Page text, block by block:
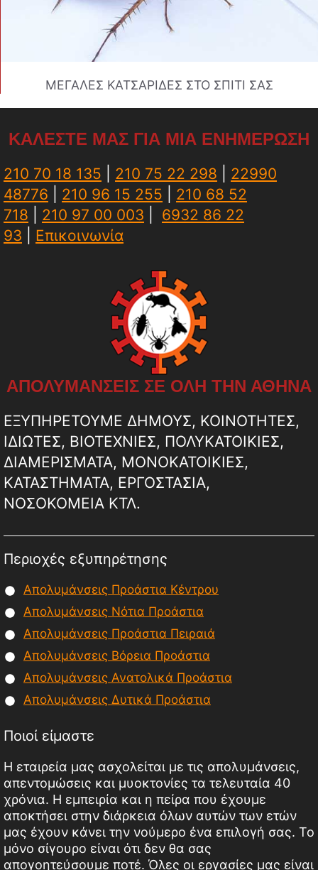
ΜΕΓΑΛΕΣ ΚΑΤΣΑΡΙΔΕΣ ΣΤΟ ΣΠΙΤΙ ΣΑΣ
ΚΑΛΕΣΤΕ ΜΑΣ ΓΙΑ ΜΙΑ ΕΝΗΜΕΡΩΣΗ
210 70 18 135 210 75 22 298
22990
48776
210 96 15 255
210 68 52
718
210 97 00 003
6932 86 22
93
Επικοινωνία
ΑΠΟΛΥΜΑΝΣΕΙΣ ΣΕ ΟΛΗ ΤΗΝ ΑΘΗΝΑ
ΕΞΥΠΗΡΕΤΟΥΜΕ ΔΗΜΟΥΣ, ΚΟΙΝΟΤΗΤΕΣ,
ΙΔΙΩΤΕΣ, ΒΙΟΤΕΧΝΙΕΣ, ΠΟΛΥΚΑΤΟΙΚΙΕΣ,
ΔΙΑΜΕΡΙΣΜΑΤΑ, ΜΟΝΟΚΑΤΟΙΚΙΕΣ,
ΚΑΤΑΣΤΗΜΑΤΑ, ΕΡΓΟΣΤΑΣΙΑ,
ΝΟΣΟΚΟΜΕΙΑ ΚΤΛ.
Περιοχές εξυπηρέτησης
Απολυμάνσεις Προάστια Κέντρου
Απολυμάνσεις Νότια Προάστια
Απολυμάνσεις Προάστια Πειραιά
Απολυμάνσεις Βόρεια Προάστια
Απολυμάνσεις Ανατολικά Προάστια
Απολυμάνσεις Δυτικά Προάστια
Ποιοί είμαστε
Η εταιρεία μας ασχολείται με τις απολυμάνσεις,
απεντομώσεις και μυοκτονίες τα τελευταία 40
χρόνια. Η εμπειρία και η πείρα που έχουμε
αποκτήσει στην διάρκεια όλων αυτών των ετών
μας έχουν κάνει την νούμερο ένα επιλογή σας. Το
μόνο σίγουρο είναι ότι δεν θα σας
απογοητεύσουμε ποτέ. Όλες οι εργασίες μας είναι